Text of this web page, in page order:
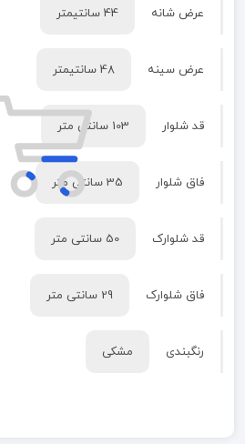
عرض شانه 44 سانتیمتر
عرض سینه 48 سانتیمتر
قد شلوار 103 سانتی متر
فاق شلوار 35 سانتی متر
قد شلوارک 50 سانتی متر
فاق شلوارک 29 سانتی متر
رنگبندی مشکی